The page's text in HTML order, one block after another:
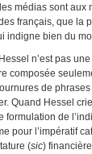
médias sont aux
français, que la
indigne bien du
n’est pas
composée
de
Quand Hessel
formulation de
pour l’impératif
(sic)